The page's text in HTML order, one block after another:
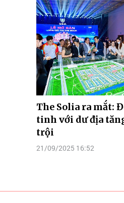
The Solia ra mắt:
tinh với dư địa
trội
21/09/2025 16:52